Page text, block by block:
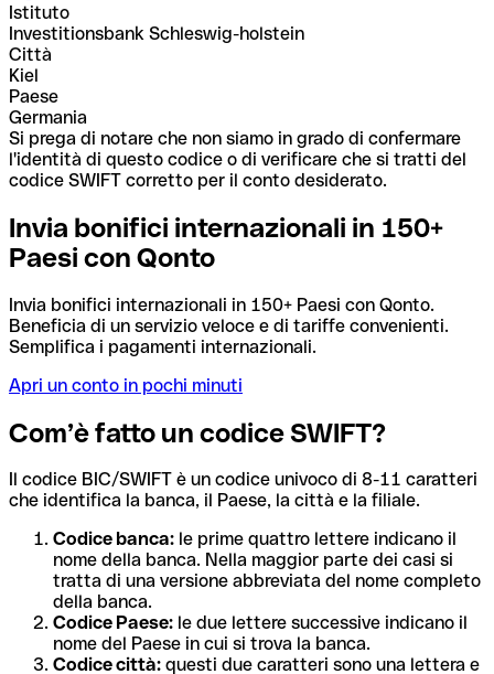
Istituto
Investitionsbank Schleswig-holstein
Città
Kiel
Paese
Germania
Si prega di notare che non siamo in grado di confermare
l'identità di questo codice o di verificare che si tratti del
codice SWIFT corretto per il conto desiderato.
Invia bonifici internazionali in 150+
Paesi con Qonto
Invia bonifici internazionali in 150+ Paesi con Qonto.
Beneficia di un servizio veloce e di tariffe convenienti.
Semplifica i pagamenti internazionali.
Apri un conto in pochi minuti
Com’è fatto un codice SWIFT?
Il codice BIC/SWIFT è un codice univoco di 8-11 caratteri
che identifica la banca, il Paese, la città e la filiale.
Codice banca: le prime quattro lettere indicano il
nome della banca. Nella maggior parte dei casi si
tratta di una versione abbreviata del nome completo
della banca.
Codice Paese: le due lettere successive indicano il
nome del Paese in cui si trova la banca.
Codice città: questi due caratteri sono una lettera e